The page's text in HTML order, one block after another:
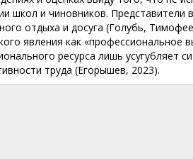
школ и чиновников.
отдыха и досуга (Голубь,
явления как
ресурса лишь усугубляет
труда (Егорышев, 2023).